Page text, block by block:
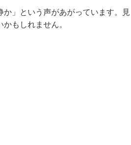
」という声があがっています。見
もしれません。